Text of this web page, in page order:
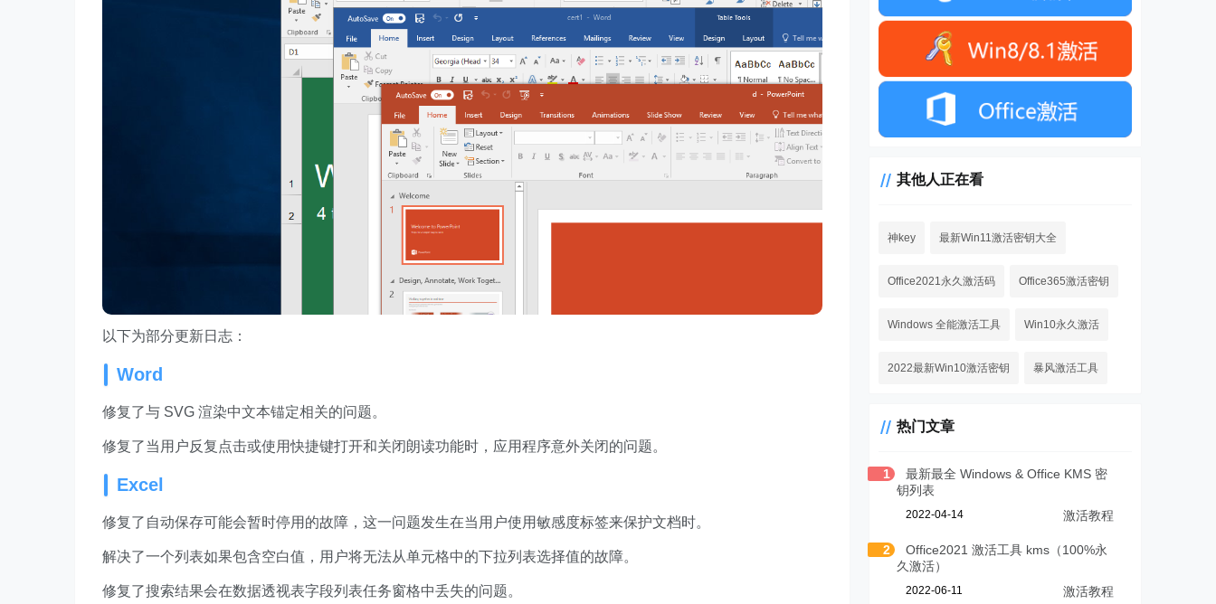
以下为部分更新日志：
Word
修复了与 SVG 渲染中文本锚定相关的问题。
修复了当用户反复点击或使用快捷键打开和关闭朗读功能时，应用程序意外关闭的问题。
Excel
修复了自动保存可能会暂时停用的故障，这一问题发生在当用户使用敏感度标签来保护文档时。
解决了一个列表如果包含空白值，用户将无法从单元格中的下拉列表选择值的故障。
修复了搜索结果会在数据透视表字段列表任务窗格中丢失的问题。
其他人正在看
神key 最新Win11激活密钥大全
Office2021永久激活码 Office365激活密钥
Windows 全能激活工具 Win10永久激活
2022最新Win10激活密钥 暴风激活工具
热门文章
1
最新最全 Windows & Office KMS 密
钥列表
2022-04-14 激活教程
2
Office2021 激活工具 kms（100%永
久激活）
2022-06-11 激活教程